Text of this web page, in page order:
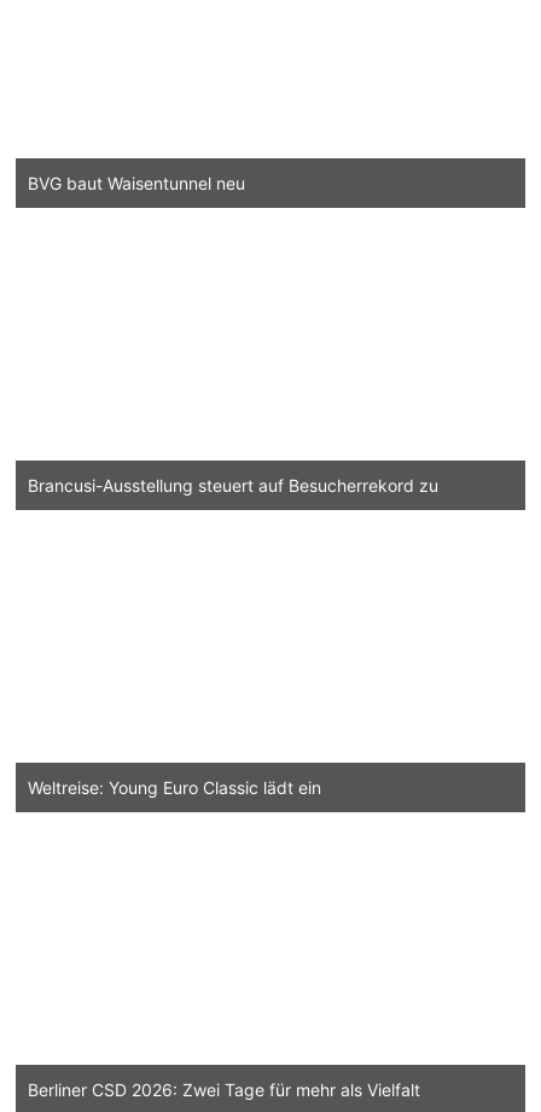
BVG baut Waisentunnel neu
Brancusi-Ausstellung steuert auf Besucherrekord zu
Weltreise: Young Euro Classic lädt ein
Berliner CSD 2026: Zwei Tage für mehr als Vielfalt